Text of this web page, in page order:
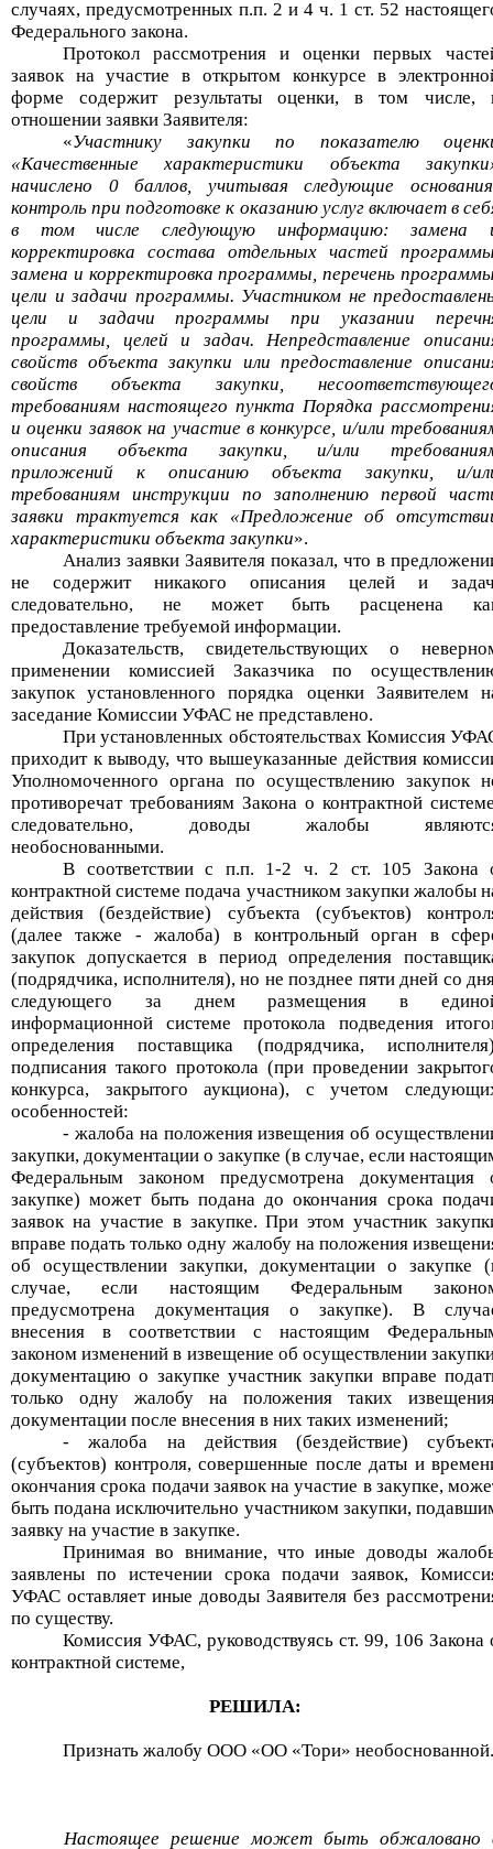
случаях, предусмотренных п.п. 2 и 4 ч. 1 ст. 52
Федерального закона.
Протоколрассмотрения и оценки первых
заявок на участие в открытом конкурсе в
формесодержит результаты оценки, в том числе,
отношении заявки Заявителя:
«Участнику закупки по показателю
«Качественные характеристики объекта
начислено 0 баллов, учитывая следующие
контроль при подготовке к оказанию услуг включает в
в том числе следующую информацию: замена
корректировка состава отдельных частей
замена и корректировка программы, перечень
цели и задачи программы. Участником не
цели и задачи программы при указании
программы, целей и задач. Непредставление
свойств объекта закупки или предоставление
свойств объекта закупки,
требованиям настоящего пункта Порядка
и оценки заявок на участие в конкурсе, и/или
описания объекта закупки, и/или
приложений к описанию объекта закупки, и/
требованиям инструкции по заполнению первой
заявки трактуется как «Предложение об
характеристики объекта закупки».
Анализ заявки Заявителя показал, что в
не содержит никакого описания целей и
следовательно, не может быть расценена
предоставление требуемой информации.
Доказательств, свидетельствующих о
применении комиссией Заказчика по
закупок установленного порядка оценки Заявителем
заседание Комиссии УФАС не представлено.
При установленных обстоятельствах Комиссия
приходит к выводу, что вышеуказанные действия
Уполномоченного органа по осуществлению закупок
противоречат требованиям Закона о контрактной
следовательно, доводы жалобы
необоснованными.
В соответствии с п.п. 1-2 ч. 2 ст. 105 Закона
контрактной системе подача участником закупки жалобы
действия (бездействие) субъекта (субъектов)
(далее также - жалоба) в контрольный орган в
закупок допускается в период определения
(подрядчика, исполнителя), но не позднее пяти дней со
следующего за днем размещения в
информационной системе протокола подведения
определения поставщика (подрядчика,
подписания такого протокола (при проведении
конкурса, закрытого аукциона), с учетом
особенностей:
- жалоба на положения извещения об
закупки, документации о закупке (в случае, если
Федеральным законом предусмотрена документация
закупке) может быть подана до окончания срока
заявок на участие в закупке. При этом участник
вправе подать только одну жалобу на положения
об осуществлении закупки, документации о закупке
случае, если настоящим Федеральным
предусмотрена документация о закупке). В
внесения в соответствии с настоящим
законом изменений в извещение об осуществлении
документацию о закупке участник закупки вправе
только одну жалобу на положения таких
документации после внесения в них таких изменений;
- жалоба на действия (бездействие)
(субъектов) контроля, совершенные после даты и
окончания срока подачи заявок на участие в закупке,
быть подана исключительно участником закупки,
заявку на участие в закупке.
Принимая во внимание, что иные доводы
заявлены по истечении срока подачи заявок,
УФАС оставляет иные доводы Заявителя без
по существу.
Комиссия УФАС, руководствуясь ст. 99, 106 Закона
контрактной системе,
РЕШИЛА:
Признать жалобуООО «ОО «Тори» необоснованной
Настоящее решение может быть обжаловано